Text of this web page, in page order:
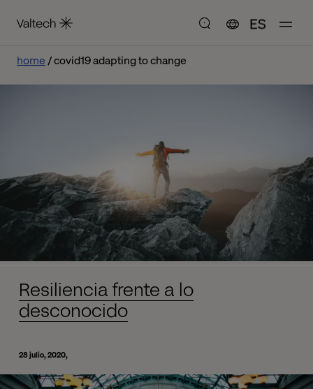
ES
home covid19 adapting to change
Resiliencia frente a lo
desconocido
28 julio, 2020